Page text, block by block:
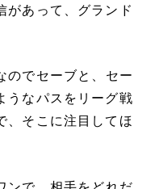
があって、グランド
でセーブと、セー
うなパスをリーグ戦
、そこに注目してほ